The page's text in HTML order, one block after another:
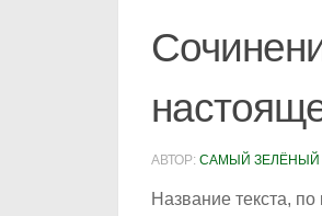
АВТОР: САМЫЙ ЗЕЛЁНЫЙ
Название текста,